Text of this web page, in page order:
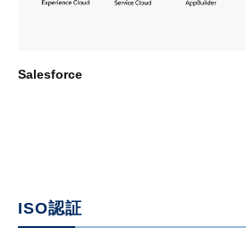
Salesforce
ISO認証